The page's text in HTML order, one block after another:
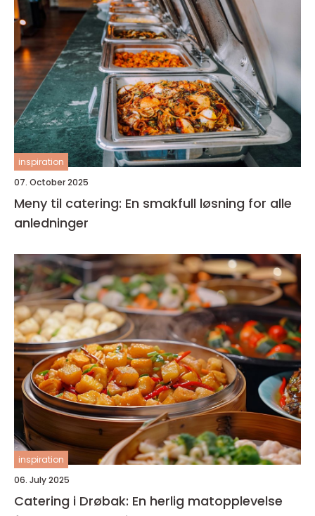
inspiration
07. October 2025
Meny til catering: En smakfull løsning for alle
anledninger
inspiration
06. July 2025
Catering i Drøbak: En herlig matopplevelse